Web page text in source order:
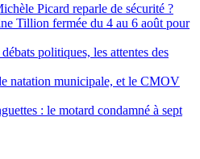
Picard reparle de sécurité ?
Tillion fermée du 4 au 6 août pour
politiques, les attentes des
natation municipale, et le CMOV
: le motard condamné à sept